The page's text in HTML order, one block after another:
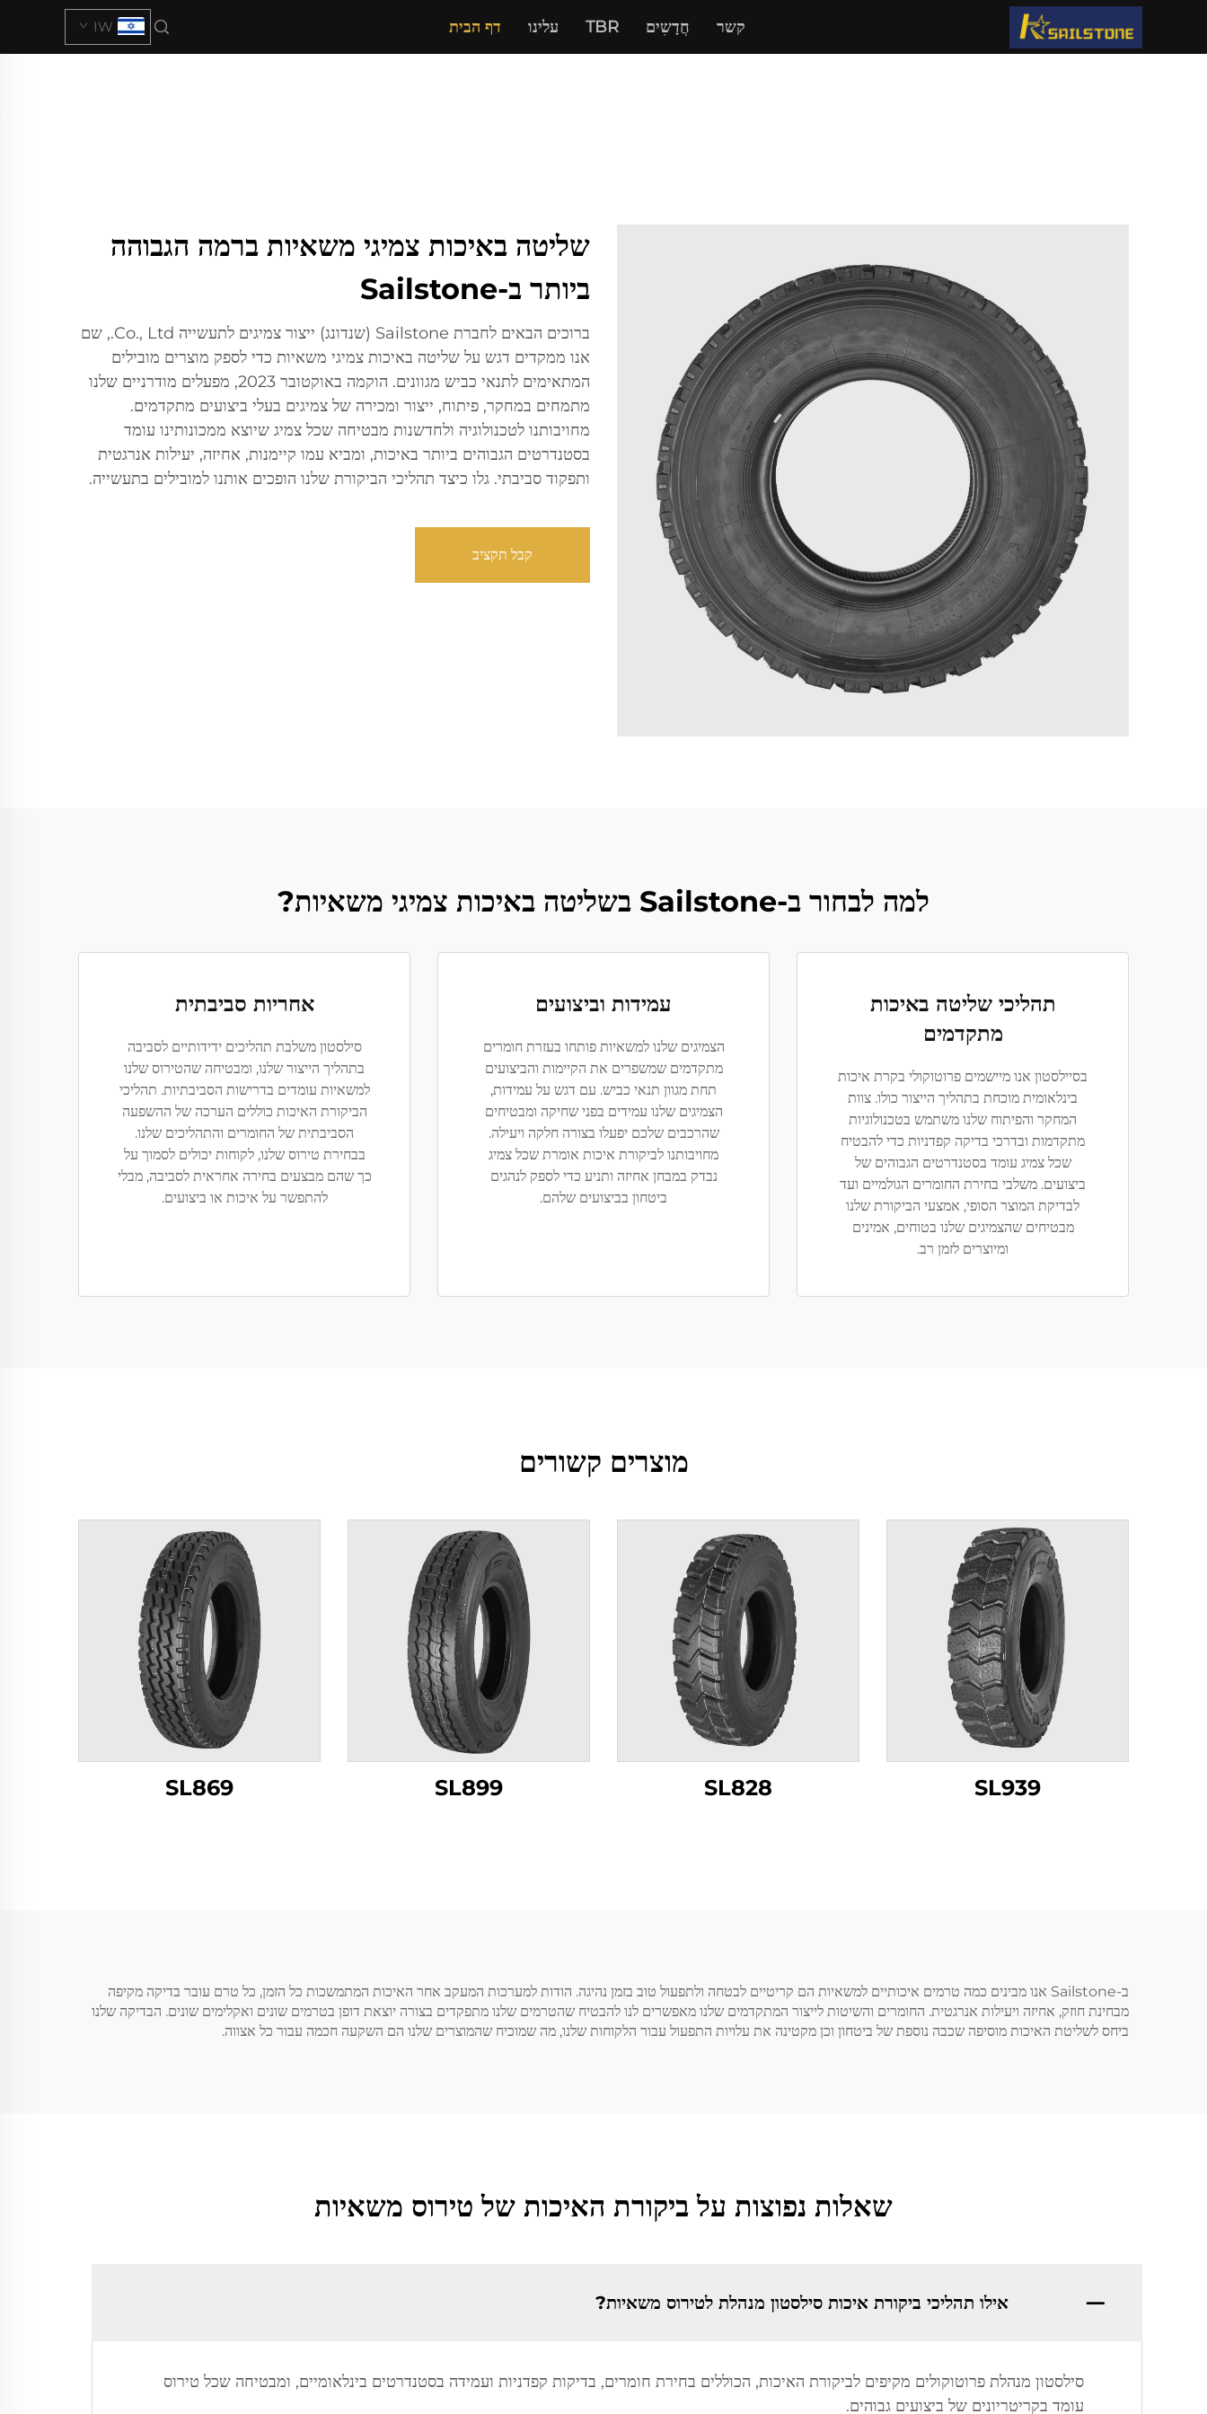
דף הבית עלינו TBR חֲדָשִים קשר IW
שליטה באיכות צמיגי משאיות ברמה הגבוהה
ביותר ב-Sailstone
ברוכים הבאים לחברת Sailstone (שנדונג) ייצור צמיגים לתעשייה Co., Ltd., שם
אנו ממקדים דגש על שליטה באיכות צמיגי משאיות כדי לספק מוצרים מובילים
המתאימים לתנאי כביש מגוונים. הוקמה באוקטובר 2023, מפעלים מודרניים שלנו
מתמחים במחקר, פיתוח, ייצור ומכירה של צמיגים בעלי ביצועים מתקדמים.
מחויבותנו לטכנולוגיה ולחדשנות מבטיחה שכל צמיג שיוצא ממכונותינו עומד
בסטנדרטים הגבוהים ביותר באיכות, ומביא עמו קיימנות, אחיזה, יעילות אנרגטית
ותפקוד סביבתי. גלו כיצד תהליכי הביקורת שלנו הופכים אותנו למובילים בתעשייה.
קבל תקציב
למה לבחור ב-Sailstone בשליטה באיכות צמיגי משאיות?
תהליכי שליטה באיכות
מתקדמים
בסיילסטון אנו מיישמים פרוטוקולי בקרת איכות
בינלאומית מוכחת בתהליך הייצור כולו. צוות
המחקר והפיתוח שלנו משתמש בטכנולוגיות
מתקדמות ובדרכי בדיקה קפדניות כדי להבטיח
שכל צמיג עומד בסטנדרטים הגבוהים של
ביצועים. משלבי בחירת החומרים הגולמיים ועד
לבדיקת המוצר הסופי, אמצעי הביקורת שלנו
מבטיחים שהצמיגים שלנו בטוחים, אמינים
ומיוצרים לזמן רב.
עמידות וביצועים
הצמיגים שלנו למשאיות פותחו בעזרת חומרים
מתקדמים שמשפרים את הקיימות והביצועים
תחת מגוון תנאי כביש. עם דגש על עמידות,
הצמיגים שלנו עמידים בפני שחיקה ומבטיחים
שהרכבים שלכם יפעלו בצורה חלקה ויעילה.
מחויבותנו לביקורת איכות אומרת שכל צמיג
נבדק במבחן אחיזה ותניע כדי לספק לנהגים
ביטחון בביצועים שלהם.
אחריות סביבתית
סילסטון משלבת תהליכים ידידותיים לסביבה
בתהליך הייצור שלנו, ומבטיחה שהטירוס שלנו
למשאיות עומדים בדרישות הסביבתיות. תהליכי
הביקורת האיכות כוללים הערכה של ההשפעה
הסביבתית של החומרים והתהליכים שלנו.
בבחירת טירוס שלנו, לקוחות יכולים לסמוך על
כך שהם מבצעים בחירה אחראית לסביבה, מבלי
להתפשר על איכות או ביצועים.
מוצרים קשורים
SL939
SL828
SL899
SL869
ב-Sailstone אנו מבינים כמה טרמים איכותיים למשאיות הם קריטיים לבטחה ולתפעול טוב בזמן נהיגה. הודות למערכות המעקב אחר האיכות המתמשכות כל הזמן, כל טרם עובר בדיקה מקיפה
מבחינת חוזק, אחיזה ויעילות אנרגטית. החומרים והשיטות לייצור המתקדמים שלנו מאפשרים לנו להבטיח שהטרמים שלנו מתפקדים בצורה יוצאת דופן בטרמים שונים ואקלימים שונים. הבדיקה שלנו
ביחס לשליטת האיכות מוסיפה שכבה נוספת של ביטחון וכן מקטינה את עלויות התפעול עבור הלקוחות שלנו, מה שמוכיח שהמוצרים שלנו הם השקעה חכמה עבור כל אצווה.
שאלות נפוצות על ביקורת האיכות של טירוס משאיות
אילו תהליכי ביקורת איכות סילסטון מנהלת לטירוס משאיות?
סילסטון מנהלת פרוטוקולים מקיפים לביקורת האיכות, הכוללים בחירת חומרים, בדיקות קפדניות ועמידה בסטנדרטים בינלאומיים, ומבטיחה שכל טירוס
עומד בקריטריונים של ביצועים גבוהים.